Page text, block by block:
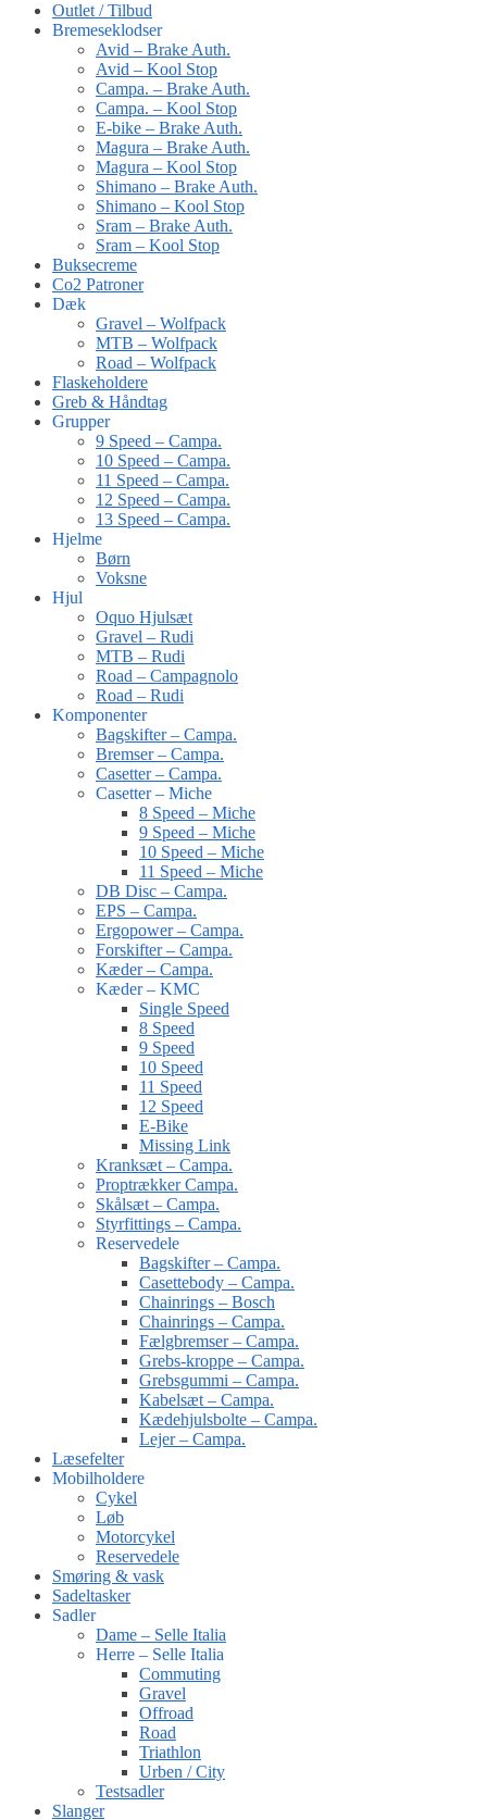
Outlet / Tilbud
Bremeseklodser
Avid – Brake Auth.
Avid – Kool Stop
Campa. – Brake Auth.
Campa. – Kool Stop
E-bike – Brake Auth.
Magura – Brake Auth.
Magura – Kool Stop
Shimano – Brake Auth.
Shimano – Kool Stop
Sram – Brake Auth.
Sram – Kool Stop
Buksecreme
Co2 Patroner
Dæk
Gravel – Wolfpack
MTB – Wolfpack
Road – Wolfpack
Flaskeholdere
Greb & Håndtag
Grupper
9 Speed – Campa.
10 Speed – Campa.
11 Speed – Campa.
12 Speed – Campa.
13 Speed – Campa.
Hjelme
Børn
Voksne
Hjul
Oquo Hjulsæt
Gravel – Rudi
MTB – Rudi
Road – Campagnolo
Road – Rudi
Komponenter
Bagskifter – Campa.
Bremser – Campa.
Casetter – Campa.
Casetter – Miche
8 Speed – Miche
9 Speed – Miche
10 Speed – Miche
11 Speed – Miche
DB Disc – Campa.
EPS – Campa.
Ergopower – Campa.
Forskifter – Campa.
Kæder – Campa.
Kæder – KMC
Single Speed
8 Speed
9 Speed
10 Speed
11 Speed
12 Speed
E-Bike
Missing Link
Kranksæt – Campa.
Proptrækker Campa.
Skålsæt – Campa.
Styrfittings – Campa.
Reservedele
Bagskifter – Campa.
Casettebody – Campa.
Chainrings – Bosch
Chainrings – Campa.
Fælgbremser – Campa.
Grebs-kroppe – Campa.
Grebsgummi – Campa.
Kabelsæt – Campa.
Kædehjulsbolte – Campa.
Lejer – Campa.
Læsefelter
Mobilholdere
Cykel
Løb
Motorcykel
Reservedele
Smøring & vask
Sadeltasker
Sadler
Dame – Selle Italia
Herre – Selle Italia
Commuting
Gravel
Offroad
Road
Triathlon
Urben / City
Testsadler
Slanger